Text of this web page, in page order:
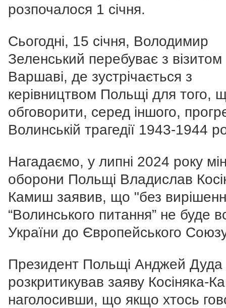
розпочалося 1 січня.
Сьогодні, 15 січня, Володимир
Зеленський перебуває з візитом
Варшаві, де зустрічається з
керівництвом Польщі для того,
обговорити, серед іншого,
Волинській трагедії 1943-1944
Нагадаємо, у липні 2024 року
оборони Польщі Владислав
Камиш заявив, що "без
“Волинського питання” не буде
України до Європейського
Президент Польщі Анджей Дуда
розкритикував заяву Косіняка-
наголосивши, що якщо хтось